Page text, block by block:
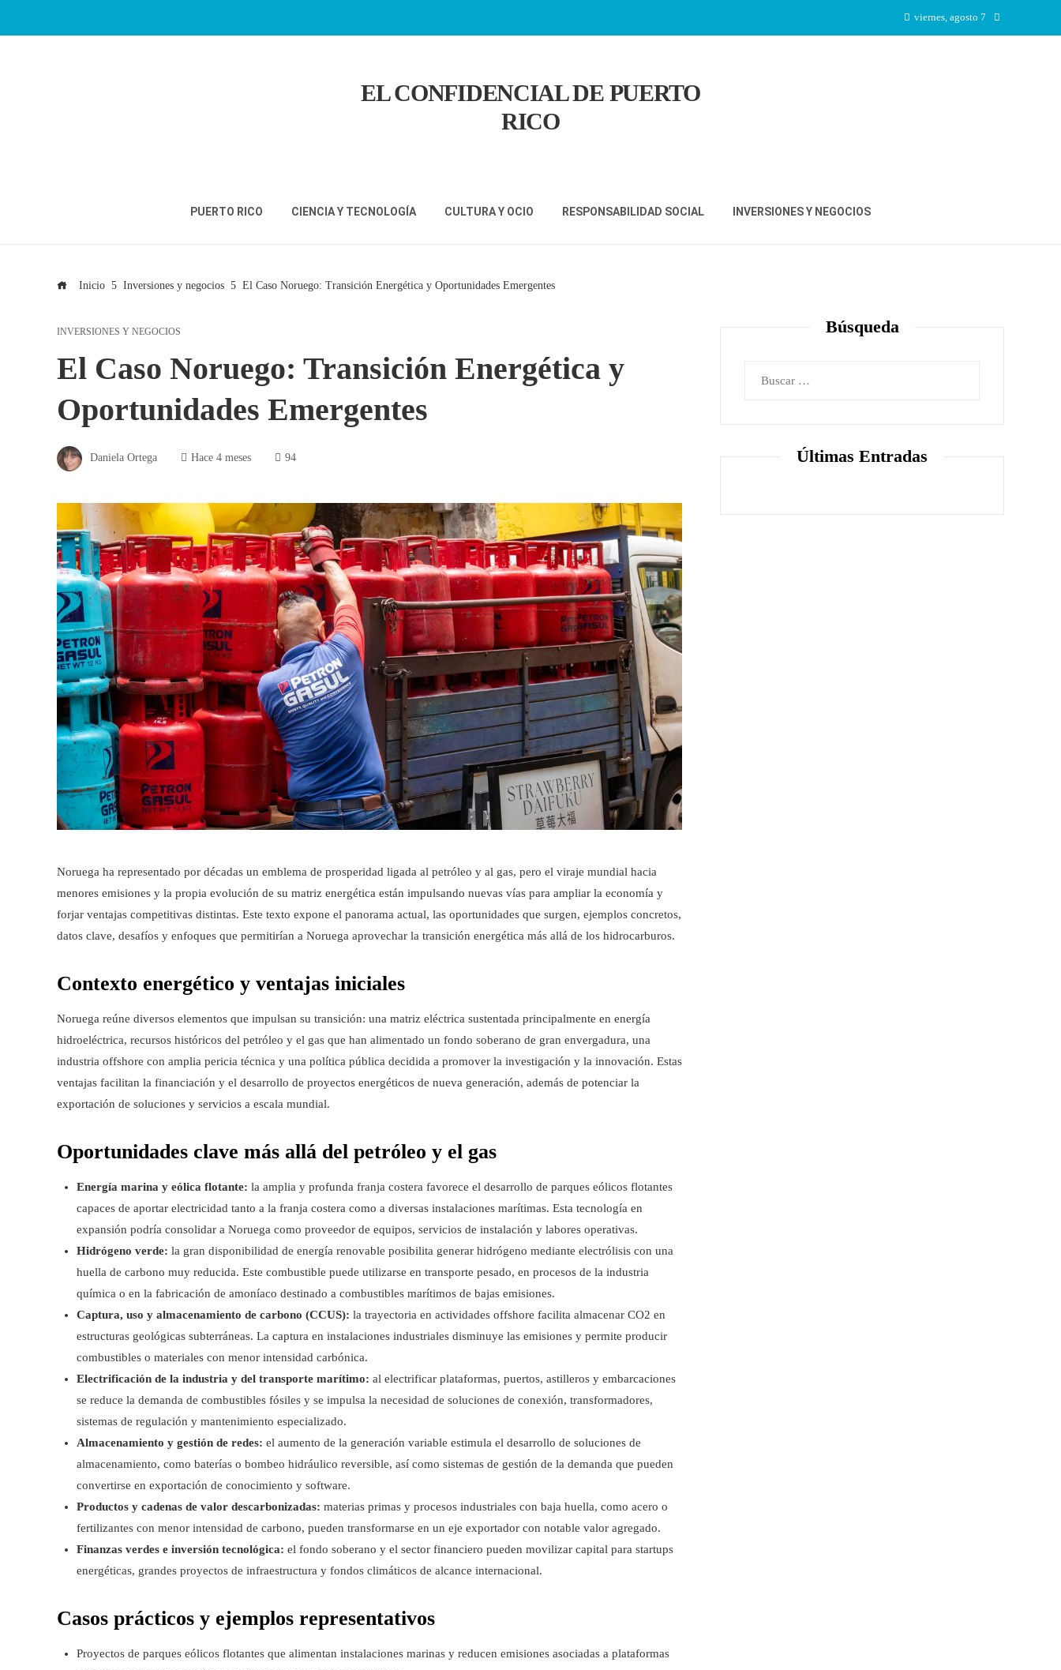
viernes, agosto 7
EL CONFIDENCIAL DE PUERTO
RICO
PUERTO RICO CIENCIA Y TECNOLOGÍA CULTURA Y OCIO RESPONSABILIDAD SOCIAL INVERSIONES Y NEGOCIOS
Inicio Inversiones y negocios El Caso Noruego: Transición Energética y Oportunidades Emergentes
INVERSIONES Y NEGOCIOS
El Caso Noruego: Transición Energética y
Oportunidades Emergentes
Daniela Ortega Hace 4 meses 94
Noruega ha representado por décadas un emblema de prosperidad ligada al petróleo y al gas, pero el viraje mundial hacia
menores emisiones y la propia evolución de su matriz energética están impulsando nuevas vías para ampliar la economía y
forjar ventajas competitivas distintas. Este texto expone el panorama actual, las oportunidades que surgen, ejemplos concretos,
datos clave, desafíos y enfoques que permitirían a Noruega aprovechar la transición energética más allá de los hidrocarburos.
Contexto energético y ventajas iniciales
Noruega reúne diversos elementos que impulsan su transición: una matriz eléctrica sustentada principalmente en energía
hidroeléctrica, recursos históricos del petróleo y el gas que han alimentado un fondo soberano de gran envergadura, una
industria offshore con amplia pericia técnica y una política pública decidida a promover la investigación y la innovación. Estas
ventajas facilitan la financiación y el desarrollo de proyectos energéticos de nueva generación, además de potenciar la
exportación de soluciones y servicios a escala mundial.
Oportunidades clave más allá del petróleo y el gas
Energía marina y eólica flotante: la amplia y profunda franja costera favorece el desarrollo de parques eólicos flotantes
capaces de aportar electricidad tanto a la franja costera como a diversas instalaciones marítimas. Esta tecnología en
expansión podría consolidar a Noruega como proveedor de equipos, servicios de instalación y labores operativas.
Hidrógeno verde: la gran disponibilidad de energía renovable posibilita generar hidrógeno mediante electrólisis con una
huella de carbono muy reducida. Este combustible puede utilizarse en transporte pesado, en procesos de la industria
química o en la fabricación de amoníaco destinado a combustibles marítimos de bajas emisiones.
Captura, uso y almacenamiento de carbono (CCUS): la trayectoria en actividades offshore facilita almacenar CO2 en
estructuras geológicas subterráneas. La captura en instalaciones industriales disminuye las emisiones y permite producir
combustibles o materiales con menor intensidad carbónica.
Electrificación de la industria y del transporte marítimo: al electrificar plataformas, puertos, astilleros y embarcaciones
se reduce la demanda de combustibles fósiles y se impulsa la necesidad de soluciones de conexión, transformadores,
sistemas de regulación y mantenimiento especializado.
Almacenamiento y gestión de redes: el aumento de la generación variable estimula el desarrollo de soluciones de
almacenamiento, como baterías o bombeo hidráulico reversible, así como sistemas de gestión de la demanda que pueden
convertirse en exportación de conocimiento y software.
Productos y cadenas de valor descarbonizadas: materias primas y procesos industriales con baja huella, como acero o
fertilizantes con menor intensidad de carbono, pueden transformarse en un eje exportador con notable valor agregado.
Finanzas verdes e inversión tecnológica: el fondo soberano y el sector financiero pueden movilizar capital para startups
energéticas, grandes proyectos de infraestructura y fondos climáticos de alcance internacional.
Casos prácticos y ejemplos representativos
Proyectos de parques eólicos flotantes que alimentan instalaciones marinas y reducen emisiones asociadas a plataformas
Búsqueda
Últimas Entradas